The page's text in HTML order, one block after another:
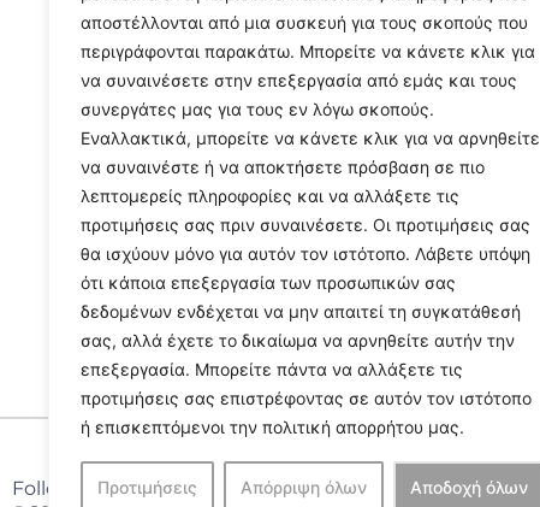
αποστέλλονται από μια συσκευή για τους σκοπούς που
περιγράφονται παρακάτω. Μπορείτε να κάνετε κλικ για
να συναινέσετε στην επεξεργασία από εμάς και τους
συνεργάτες μας για τους εν λόγω σκοπούς.
Εναλλακτικά, μπορείτε να κάνετε κλικ για να αρνηθείτε
να συναινέστε ή να αποκτήσετε πρόσβαση σε πιο
λεπτομερείς πληροφορίες και να αλλάξετε τις
προτιμήσεις σας πριν συναινέσετε. Οι προτιμήσεις σας
θα ισχύουν μόνο για αυτόν τον ιστότοπο. Λάβετε υπόψη
ότι κάποια επεξεργασία των προσωπικών σας
δεδομένων ενδέχεται να μην απαιτεί τη συγκατάθεσή
σας, αλλά έχετε το δικαίωμα να αρνηθείτε αυτήν την
επεξεργασία. Μπορείτε πάντα να αλλάξετε τις
προτιμήσεις σας επιστρέφοντας σε αυτόν τον ιστότοπο
ή επισκεπτόμενοι την πολιτική απορρήτου μας.
Προτιμήσεις Απόρριψη όλων Αποδοχή όλων
Follow Us